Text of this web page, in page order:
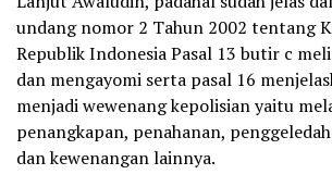
undang nomor 2 Tahun 2002 tentang
Republik Indonesia Pasal 13 butir c
dan mengayomi serta pasal 16
menjadi wewenang kepolisian yaitu
penangkapan, penahanan,
dan kewenangan lainnya.